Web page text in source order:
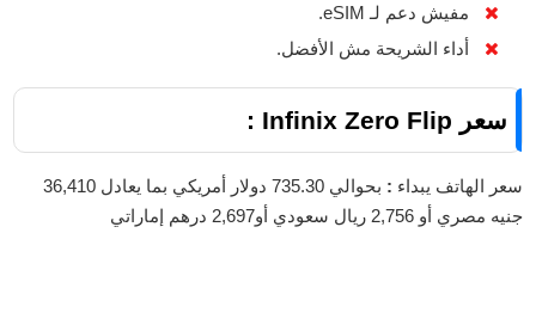
مفيش دعم لـ eSIM.
أداء الشريحة مش الأفضل.
سعر Infinix Zero Flip :
سعر الهاتف يبداء :
بحوالي 735.30 دولار أمريكي بما يعادل 36,410
جنيه مصري أو 2,756 ريال سعودي أو2,697 درهم إماراتي